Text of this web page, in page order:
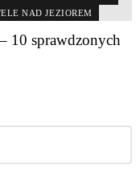
NAD JEZIOREM
10 sprawdzonych